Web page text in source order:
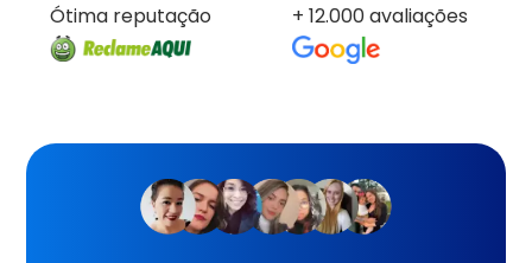
Ótima reputação + 12.000 avaliações